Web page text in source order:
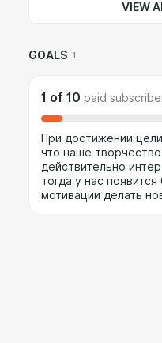
VIEW
GOALS 1
1 of 10 paid
При достижении
что наше
действительно
тогда у нас
мотивации делать